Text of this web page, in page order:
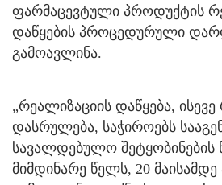
ფარმაცევტული პროდუქტის
დაწყების პროცედურული
გამოავლინა.
„რეალიზაციის დაწყება,
დასრულება, საჭიროებს
სავალდებულო შეტყობინების
მიმდინარე წელს, 20